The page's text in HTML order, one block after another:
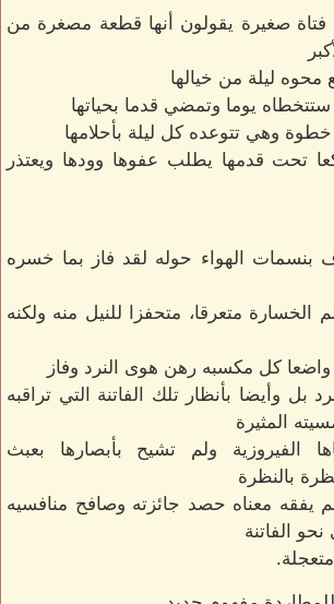
فتاة صغيرة يقولون أنها قطعة مصغرة من
ليلة من خيالها
يوما وتمضي قدما بحياتها
وهي تتوعده كل ليلة بأحلامها
تحت قدمها يطلب عفوها وودها ويعتذر
بنسمات الهواء حوله لقد فاز بما خسره
الخسارة متعرقا، متحفزا للنيل منه ولكنه
واضعا كل مكسبه رهن هوى النرد وفاز
بل وأيضا بأنظار تلك الفاتنة التي تراقبه
المثيرة
الفيروزية ولم تشيح بأبصارها بعبث
بالنظرة
معناه حصد جائزته وصافح منافسيه
الفاتنة